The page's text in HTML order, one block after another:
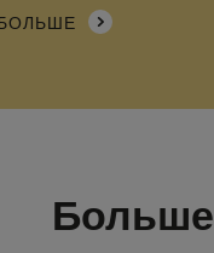
Больше